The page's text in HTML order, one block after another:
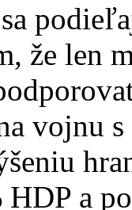
že len
vojnu
a